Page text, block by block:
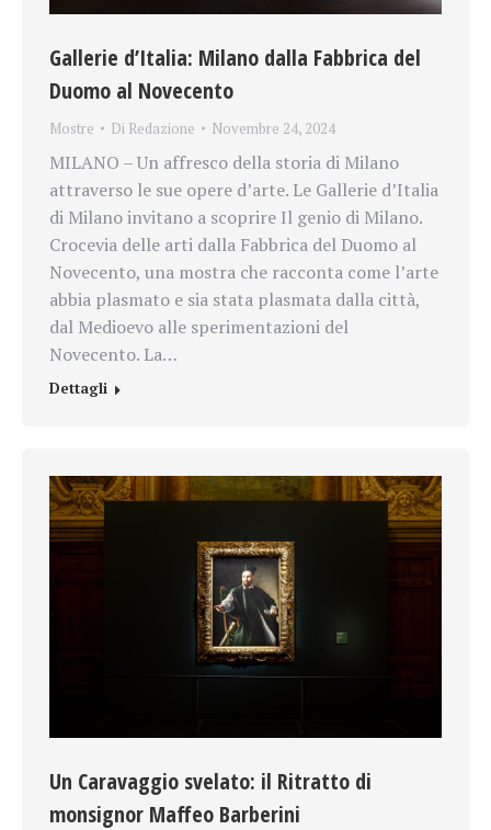
Gallerie d’Italia: Milano dalla Fabbrica del
Duomo al Novecento
Mostre Di Redazione Novembre 24, 2024
MILANO – Un affresco della storia di Milano
attraverso le sue opere d’arte. Le Gallerie d’Italia
di Milano invitano a scoprire Il genio di Milano.
Crocevia delle arti dalla Fabbrica del Duomo al
Novecento, una mostra che racconta come l’arte
abbia plasmato e sia stata plasmata dalla città,
dal Medioevo alle sperimentazioni del
Novecento. La…
Dettagli
Un Caravaggio svelato: il Ritratto di
monsignor Maffeo Barberini